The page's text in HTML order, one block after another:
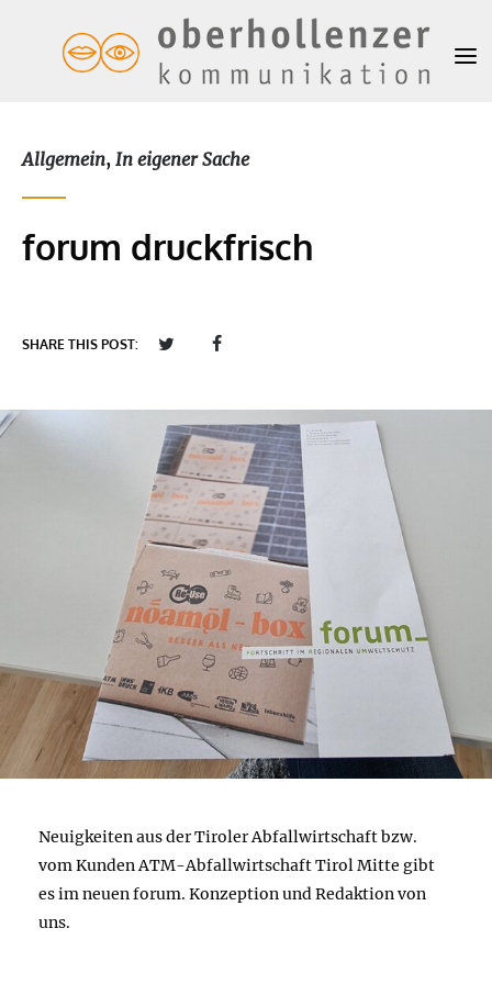
Allgemein, In eigener Sache
forum druckfrisch
SHARE THIS POST:
Neuigkeiten aus der Tiroler Abfallwirtschaft bzw.
vom Kunden ATM-Abfallwirtschaft Tirol Mitte gibt
es im neuen forum. Konzeption und Redaktion von
uns.